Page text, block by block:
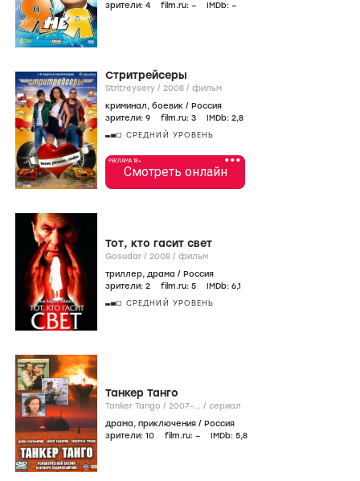
зрители: 4 film.ru: – IMDb: –
Стритрейсеры
Stritreysery / 2008 / фильм
криминал, боевик / Россия
зрители: 9 film.ru: 3 IMDb: 2,8
СРЕДНИЙ УРОВЕНЬ
•••
РЕКЛАМА 18+
Смотреть онлайн
Тот, кто гасит свет
Gosudar / 2008 / фильм
триллер, драма / Россия
зрители: 2 film.ru: 5 IMDb: 6,1
СРЕДНИЙ УРОВЕНЬ
Танкер Танго
Tanker Tango / 2007-... / сериал
драма, приключения / Россия
зрители: 10 film.ru: – IMDb: 5,8